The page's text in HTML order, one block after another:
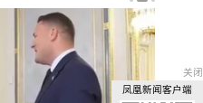
关闭
凤凰新闻客户端